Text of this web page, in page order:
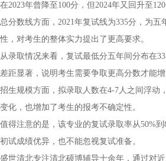
在2023年曾降至100分，但2024年又回升至
总分数线方面，2021年复试线为335分，为
性，对考生的整体实力提出了更高要求。
从录取情况来看，复试最低分五年间分布在
差距显著，说明考生需要争取更高分数才能增
招生规模方面，拟录取人数在4-7人之间浮动
变化，也增加了考生的报考不确定性。
值得注意的是，该专业的复试录取率从50%
初试成绩优异，也不能忽视复试准备。
盛世清北专注清北硕博辅导十余年，通过对